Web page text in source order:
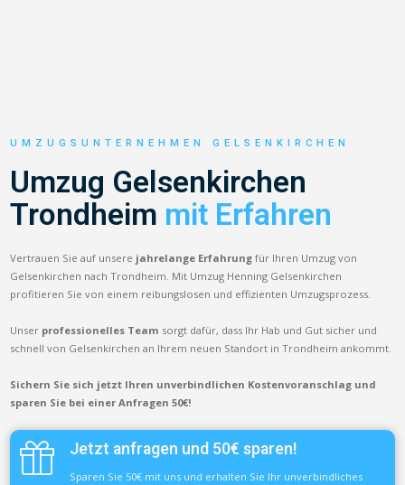
UMZUGSUNTERNEHMEN GELSENKIRCHEN
Umzug Gelsenkirchen
Trondheim mit Erfahren
Vertrauen Sie auf unsere jahrelange Erfahrung für Ihren Umzug von
Gelsenkirchen nach Trondheim. Mit Umzug Henning Gelsenkirchen
profitieren Sie von einem reibungslosen und effizienten Umzugsprozess.
Unser professionelles Team sorgt dafür, dass Ihr Hab und Gut sicher und
schnell von Gelsenkirchen an Ihrem neuen Standort in Trondheim ankommt.
Sichern Sie sich jetzt Ihren unverbindlichen Kostenvoranschlag und
sparen Sie bei einer Anfragen 50€!
Jetzt anfragen und 50€ sparen!
Sparen Sie 50€ mit uns und erhalten Sie Ihr unverbindliches